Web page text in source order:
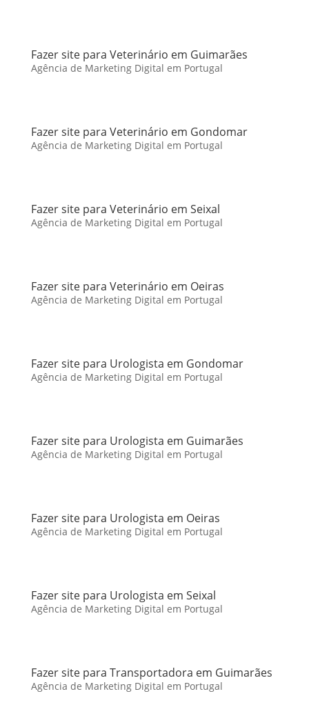
Fazer site para Veterinário em Guimarães
Agência de Marketing Digital em Portugal
Fazer site para Veterinário em Gondomar
Agência de Marketing Digital em Portugal
Fazer site para Veterinário em Seixal
Agência de Marketing Digital em Portugal
Fazer site para Veterinário em Oeiras
Agência de Marketing Digital em Portugal
Fazer site para Urologista em Gondomar
Agência de Marketing Digital em Portugal
Fazer site para Urologista em Guimarães
Agência de Marketing Digital em Portugal
Fazer site para Urologista em Oeiras
Agência de Marketing Digital em Portugal
Fazer site para Urologista em Seixal
Agência de Marketing Digital em Portugal
Fazer site para Transportadora em Guimarães
Agência de Marketing Digital em Portugal